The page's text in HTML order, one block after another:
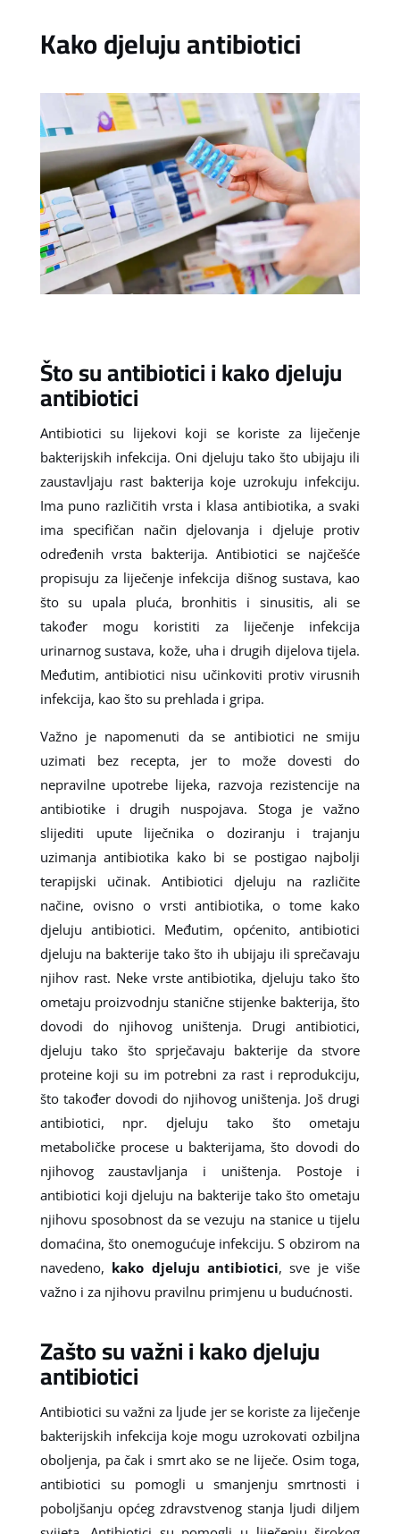
Kako djeluju antibiotici
Što su antibiotici i kako djeluju
antibiotici
Antibiotici su lijekovi koji se koriste za liječenje
bakterijskih infekcija. Oni djeluju tako što ubijaju ili
zaustavljaju rast bakterija koje uzrokuju infekciju.
Ima puno različitih vrsta i klasa antibiotika, a svaki
ima specifičan način djelovanja i djeluje protiv
određenih vrsta bakterija. Antibiotici se najčešće
propisuju za liječenje infekcija dišnog sustava, kao
što su upala pluća, bronhitis i sinusitis, ali se
također mogu koristiti za liječenje infekcija
urinarnog sustava, kože, uha i drugih dijelova tijela.
Međutim, antibiotici nisu učinkoviti protiv virusnih
infekcija, kao što su prehlada i gripa.
Važno je napomenuti da se antibiotici ne smiju
uzimati bez recepta, jer to može dovesti do
nepravilne upotrebe lijeka, razvoja rezistencije na
antibiotike i drugih nuspojava. Stoga je važno
slijediti upute liječnika o doziranju i trajanju
uzimanja antibiotika kako bi se postigao najbolji
terapijski učinak. Antibiotici djeluju na različite
načine, ovisno o vrsti antibiotika, o tome kako
djeluju antibiotici. Međutim, općenito, antibiotici
djeluju na bakterije tako što ih ubijaju ili sprečavaju
njihov rast. Neke vrste antibiotika, djeluju tako što
ometaju proizvodnju stanične stijenke bakterija, što
dovodi do njihovog uništenja. Drugi antibiotici,
djeluju tako što sprječavaju bakterije da stvore
proteine koji su im potrebni za rast i reprodukciju,
što također dovodi do njihovog uništenja. Još drugi
antibiotici, npr. djeluju tako što ometaju
metaboličke procese u bakterijama, što dovodi do
njihovog zaustavljanja i uništenja. Postoje i
antibiotici koji djeluju na bakterije tako što ometaju
njihovu sposobnost da se vezuju na stanice u tijelu
domaćina, što onemogućuje infekciju. S obzirom na
navedeno, kako djeluju antibiotici, sve je više
važno i za njihovu pravilnu primjenu u budućnosti.
Zašto su važni i kako djeluju
antibiotici
Antibiotici su važni za ljude jer se koriste za liječenje
bakterijskih infekcija koje mogu uzrokovati ozbiljna
oboljenja, pa čak i smrt ako se ne liječe. Osim toga,
antibiotici su pomogli u smanjenju smrtnosti i
poboljšanju općeg zdravstvenog stanja ljudi diljem